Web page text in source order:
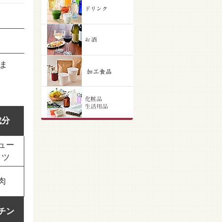
ー
ン